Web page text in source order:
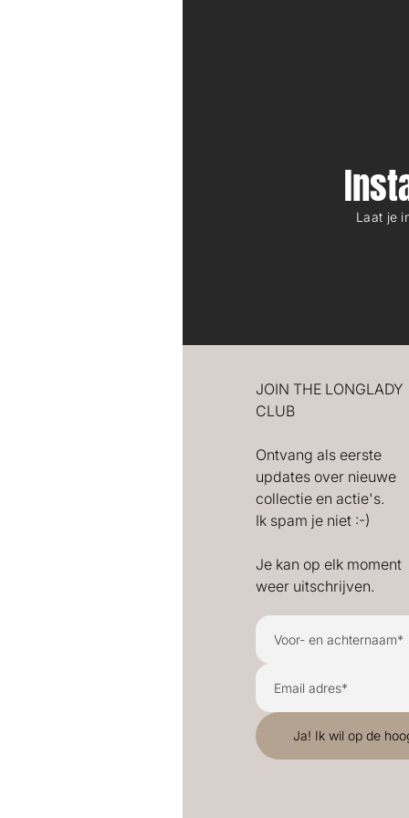
Laat je
JOIN THE LONGLADY
CLUB
Ontvang als eerste
updates over nieuwe
collectie en actie's.
Ik spam je niet :-)
Je kan op elk moment
weer uitschrijven.